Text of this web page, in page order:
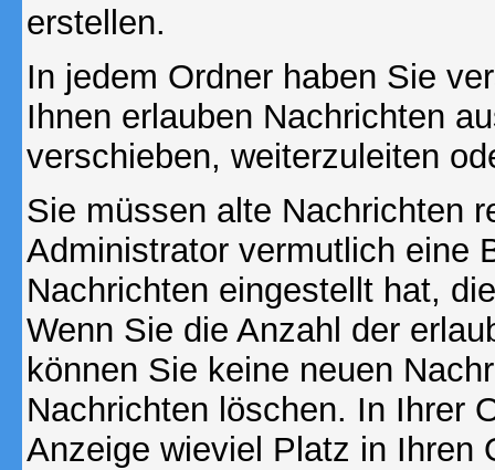
erstellen.
In jedem Ordner haben Sie
Ihnen erlauben Nachrichten
verschieben, weiterzuleiten
Sie müssen alte Nachrichten
Administrator vermutlich eine
Nachrichten eingestellt hat,
Wenn Sie die Anzahl der
können Sie keine neuen
Nachrichten löschen. In Ihrer
Anzeige wieviel Platz in Ihren